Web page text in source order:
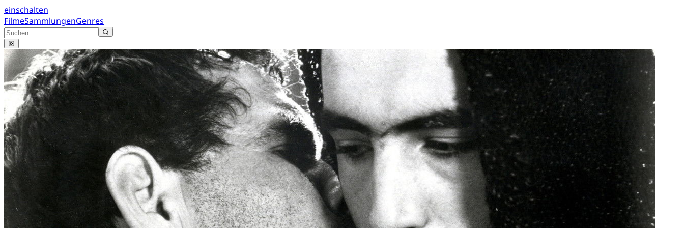
einschalten
FilmeSammlungenGenres